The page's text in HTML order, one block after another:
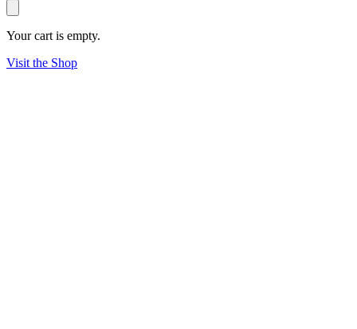
Your cart is empty.
Visit the Shop